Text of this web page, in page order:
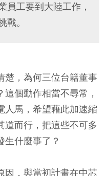
員工要到大陸工作，
。
楚，為何三位台籍董事
個動作相當不尋常，
人馬，希望藉此加速縮
道而行，把這些不可多
生什麼事了？
因，與當初計畫在中芯